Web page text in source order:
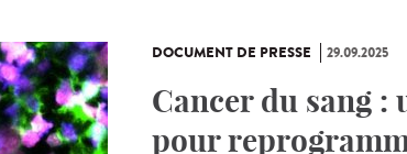
DOCUMENT DE PRESSE 29.09.2025
Cancer du sang
pour